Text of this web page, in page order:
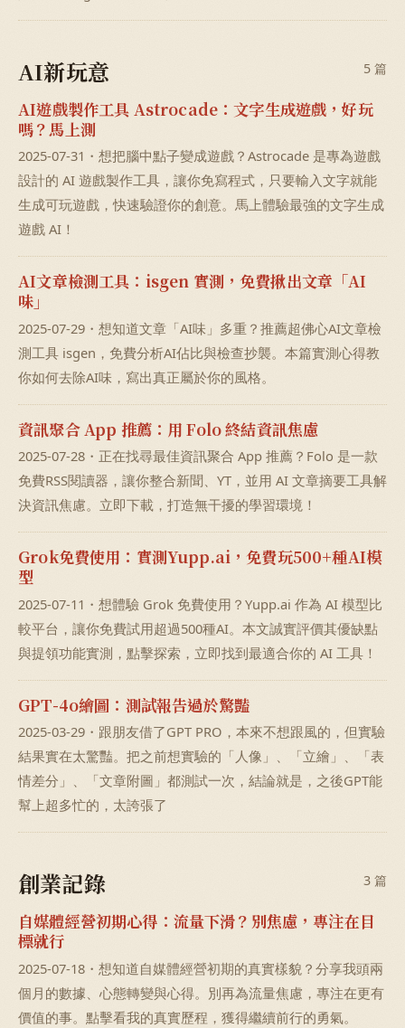
AI新玩意 5 篇
AI遊戲製作工具 Astrocade：文字生成遊戲，好玩
嗎？馬上測
2025-07-31・想把腦中點子變成遊戲？Astrocade 是專為遊戲
設計的 AI 遊戲製作工具，讓你免寫程式，只要輸入文字就能
生成可玩遊戲，快速驗證你的創意。馬上體驗最強的文字生成
遊戲 AI！
AI文章檢測工具：isgen 實測，免費揪出文章「AI
味」
2025-07-29・想知道文章「AI味」多重？推薦超佛心AI文章檢
測工具 isgen，免費分析AI佔比與檢查抄襲。本篇實測心得教
你如何去除AI味，寫出真正屬於你的風格。
資訊聚合 App 推薦：用 Folo 終結資訊焦慮
2025-07-28・正在找尋最佳資訊聚合 App 推薦？Folo 是一款
免費RSS閱讀器，讓你整合新聞、YT，並用 AI 文章摘要工具解
決資訊焦慮。立即下載，打造無干擾的學習環境！
Grok免費使用：實測Yupp.ai，免費玩500+種AI模
型
2025-07-11・想體驗 Grok 免費使用？Yupp.ai 作為 AI 模型比
較平台，讓你免費試用超過500種AI。本文誠實評價其優缺點
與提領功能實測，點擊探索，立即找到最適合你的 AI 工具！
GPT-4o繪圖：測試報告過於驚豔
2025-03-29・跟朋友借了GPT PRO，本來不想跟風的，但實驗
結果實在太驚豔。把之前想實驗的「人像」、「立繪」、「表
情差分」、「文章附圖」都測試一次，結論就是，之後GPT能
幫上超多忙的，太誇張了
創業記錄 3 篇
自媒體經營初期心得：流量下滑？別焦慮，專注在目
標就行
2025-07-18・想知道自媒體經營初期的真實樣貌？分享我頭兩
個月的數據、心態轉變與心得。別再為流量焦慮，專注在更有
價值的事。點擊看我的真實歷程，獲得繼續前行的勇氣。